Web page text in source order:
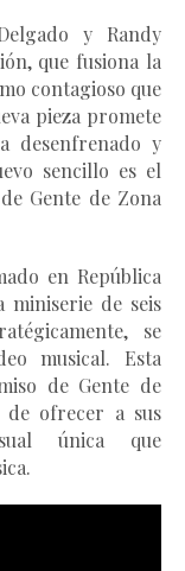
y Randy
que fusiona la
contagioso que
pieza promete
desenfrenado y
sencillo es el
Gente de Zona
en República
miniserie de seis
se
musical. Esta
de Gente de
de ofrecer a sus
única que